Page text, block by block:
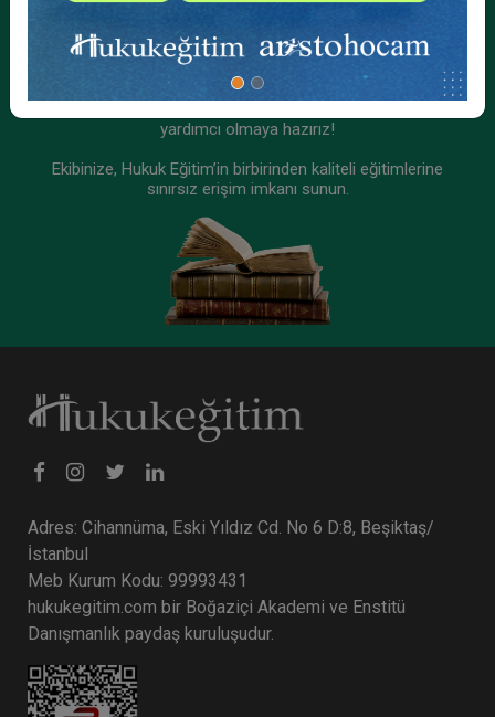
Kurumsal Teklif Alın
yardımcı olmaya hazırız!
Ekibinize, Hukuk Eğitim’in birbirinden kaliteli eğitimlerine
sınırsız erişim imkanı sunun.
Adres: Cihannüma, Eski Yıldız Cd. No 6 D:8, Beşiktaş/
İstanbul
Meb Kurum Kodu: 99993431
hukukegitim.com bir Boğaziçi Akademi ve Enstitü
Danışmanlık paydaş kuruluşudur.